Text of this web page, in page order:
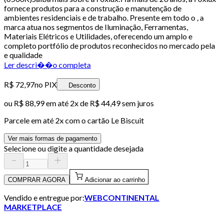
fornece produtos para a construção e manutenção de
ambientes residenciais e de trabalho. Presente em todo o , a
marca atua nos segmentos de Iluminação, Ferramentas,
Materiais Elétricos e Utilidades, oferecendo um amplo e
completo portfólio de produtos reconhecidos no mercado pela
e qualidade
Ler descri��o completa
R$ 72,97no PIX Desconto
ou R$ 88,99em até 2x de R$ 44,49 sem juros
Parcele em até 2x com o cartão Le Biscuit
Ver mais formas de pagamento
Selecione ou digite a quantidade desejada
COMPRAR AGORA Adicionar ao carrinho
Vendido e entregue por:WEBCONTINENTAL
MARKETPLACE